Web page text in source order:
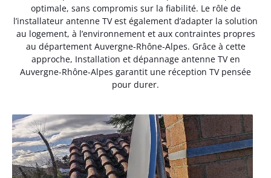
optimale, sans compromis sur la fiabilité. Le rôle de
l’installateur antenne TV est également d’adapter la solution
au logement, à l’environnement et aux contraintes propres
au département Auvergne-Rhône-Alpes. Grâce à cette
approche, Installation et dépannage antenne TV en
Auvergne-Rhône-Alpes garantit une réception TV pensée
pour durer.